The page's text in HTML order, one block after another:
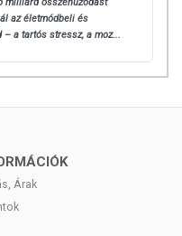
az életmódbeli és
– a tartós stressz, a moz...
Árak